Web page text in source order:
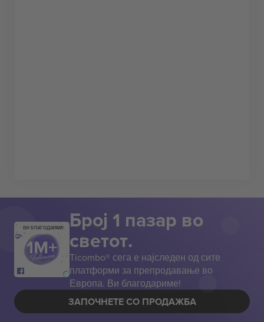
ВИ БЛАГОДАРАМ! Број 1 пазар во
светот.
Ticombo® сега е најследен од сите
платформи за препродавање во
Европа. Ви благодариме!
ЗАПОЧНЕТЕ СО ПРОДАЖБА